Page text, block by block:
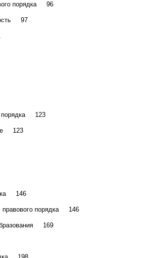
порядка 96
97
порядка 123
123
146
правового порядка 146
169